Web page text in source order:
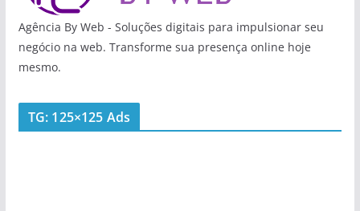
Agência By Web - Soluções digitais para impulsionar seu
negócio na web. Transforme sua presença online hoje
mesmo.
TG: 125×125 Ads